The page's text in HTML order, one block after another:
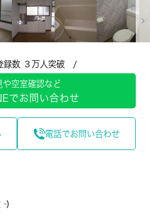
数 ３万人突破 /
や空室確認など
でお問い合わせ
電話でお問い合わせ
-)